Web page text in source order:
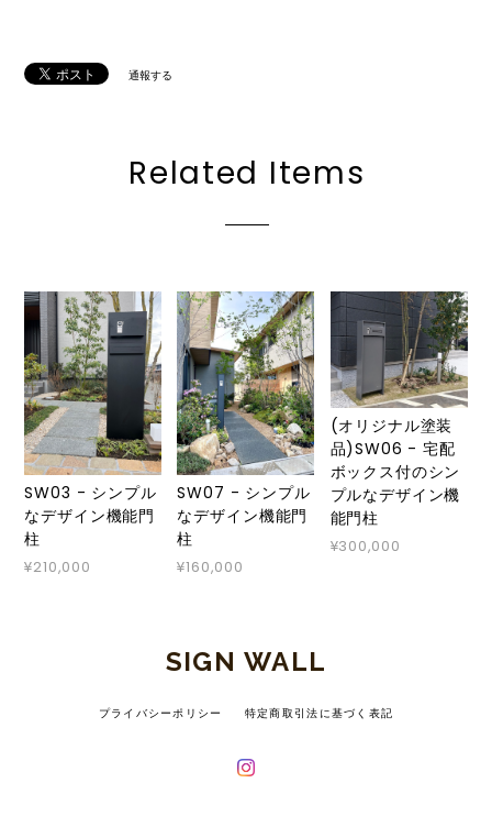
通報する
Related Items
SW03 - シンプル
なデザイン機能門
柱
¥210,000
SW07 - シンプル
なデザイン機能門
柱
¥160,000
(オリジナル塗装
品)SW06 - 宅配
ボックス付のシン
プルなデザイン機
能門柱
¥300,000
SIGN WALL
プライバシーポリシー 特定商取引法に基づく表記